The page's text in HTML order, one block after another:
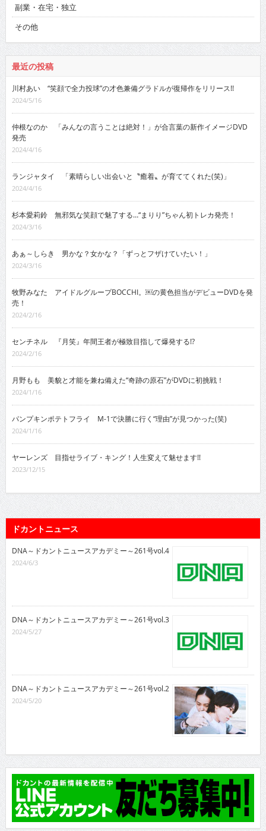
副業・在宅・独立
その他
最近の投稿
川村あい “笑顔で全力投球”の才色兼備グラドルが復帰作をリリース!!
2024/5/16
仲根なのか 「みんなの言うことは絶対！」が合言葉の新作イメージDVD
発売
2024/4/16
ランジャタイ 「素晴らしい出会いと〝癒着〟が育ててくれた(笑)」
2024/4/16
杉本愛莉鈴 無邪気な笑顔で魅了する…“まりり”ちゃん初トレカ発売！
2024/3/16
あぁ～しらき 男かな？女かな？「ずっとフザけていたい！」
2024/3/16
牧野みなた アイドルグループBOCCHI。￼の黄色担当がデビューDVDを発
売！
2024/2/16
センチネル 『月笑』年間王者が極致目指して爆発する!?
2024/2/16
月野もも 美貌と才能を兼ね備えた“奇跡の原石”がDVDに初挑戦！
2024/1/16
パンプキンポテトフライ M-1で決勝に行く“理由”が見つかった(笑)
2024/1/16
ヤーレンズ 目指せライブ・キング！人生変えて魅せます!!
2023/12/15
ドカントニュース
DNA～ドカントニュースアカデミー～261号vol.4
2024/6/3
DNA～ドカントニュースアカデミー～261号vol.3
2024/5/27
DNA～ドカントニュースアカデミー～261号vol.2
2024/5/20